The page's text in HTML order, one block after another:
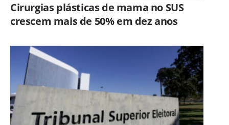
Cirurgias plásticas de mama no SUS
crescem mais de 50% em dez anos